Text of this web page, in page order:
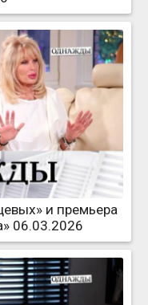
и премьера
06.03.2026